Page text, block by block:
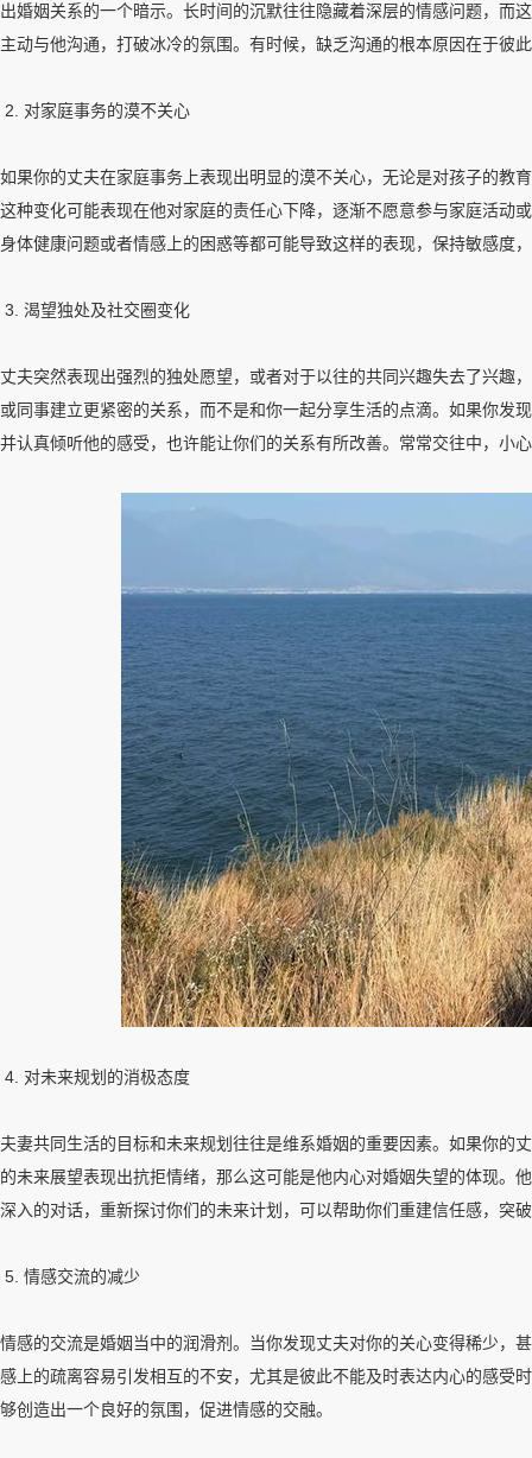
出婚姻关系的一个暗示。长时间的沉默往往隐藏着深层的情感问题，而
主动与他沟通，打破冰冷的氛围。有时候，缺乏沟通的根本原因在于彼
2. 对家庭事务的漠不关心
如果你的丈夫在家庭事务上表现出明显的漠不关心，无论是对孩子的教
这种变化可能表现在他对家庭的责任心下降，逐渐不愿意参与家庭活动
身体健康问题或者情感上的困惑等都可能导致这样的表现，保持敏感度
3. 渴望独处及社交圈变化
丈夫突然表现出强烈的独处愿望，或者对于以往的共同兴趣失去了兴趣
或同事建立更紧密的关系，而不是和你一起分享生活的点滴。如果你发
并认真倾听他的感受，也许能让你们的关系有所改善。常常交往中，小
4. 对未来规划的消极态度
夫妻共同生活的目标和未来规划往往是维系婚姻的重要因素。如果你的
的未来展望表现出抗拒情绪，那么这可能是他内心对婚姻失望的体现。
深入的对话，重新探讨你们的未来计划，可以帮助你们重建信任感，突
5. 情感交流的减少
情感的交流是婚姻当中的润滑剂。当你发现丈夫对你的关心变得稀少，
感上的疏离容易引发相互的不安，尤其是彼此不能及时表达内心的感受
够创造出一个良好的氛围，促进情感的交融。